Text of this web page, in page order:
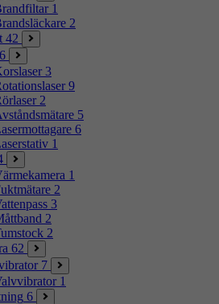
1
2
42
3
9
2
5
6
1
1
2
3
2
2
62
7
1
6